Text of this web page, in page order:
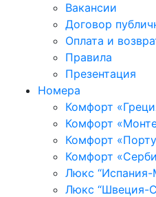
Вакансии
Договор
Оплата и
Правила
Презентация
Номера
Комфорт
Комфорт
Комфорт
Комфорт
Люкс
Люкс “Швеция-